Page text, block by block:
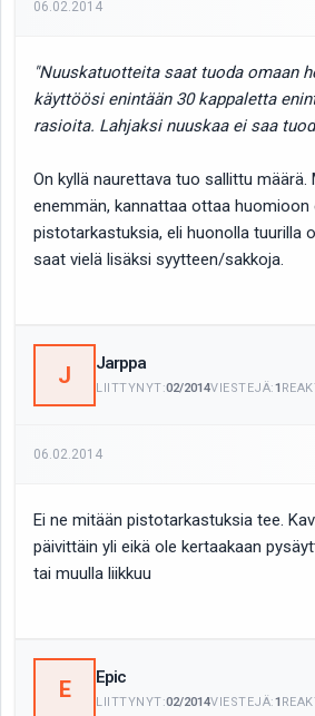
06.02.2014
"Nuuskatuotteita saat tuoda omaan
käyttöösi enintään 30 kappaletta
rasioita. Lahjaksi nuuskaa ei saa
On kyllä naurettava tuo sallittu määrä.
enemmän, kannattaa ottaa huomioon
pistotarkastuksia, eli huonolla tuurilla
saat vielä lisäksi syytteen/sakkoja.
J Jarppa
LIITTYNYT:02/2014VIESTEJÄ:1
06.02.2014
Ei ne mitään pistotarkastuksia tee.
päivittäin yli eikä ole kertaakaan
tai muulla liikkuu
E Epic
LIITTYNYT:02/2014VIESTEJÄ:1